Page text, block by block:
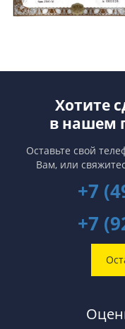
Хотите
в нашем
Оставьте свой
Вам, или
+7
+7